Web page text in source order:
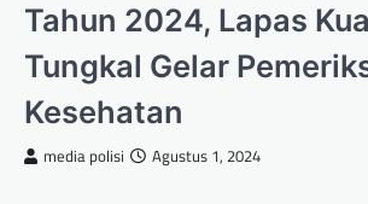
Tahun 2024, Lapas
Tungkal Gelar
Kesehatan
media polisi Agustus 1, 2024